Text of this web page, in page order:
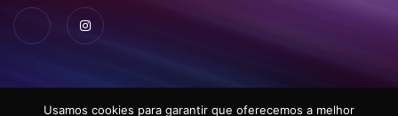
Usamos cookies para garantir que oferecemos a melhor